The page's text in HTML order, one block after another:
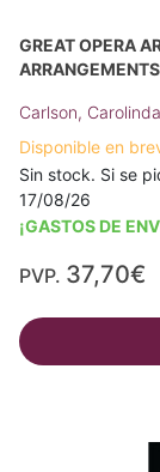
GREAT OPERA
ARRANGEMENTS
Carlson, Carolinda
Disponible en
Sin stock. Si se
17/08/26
¡GASTOS DE
PVP. 37,70€